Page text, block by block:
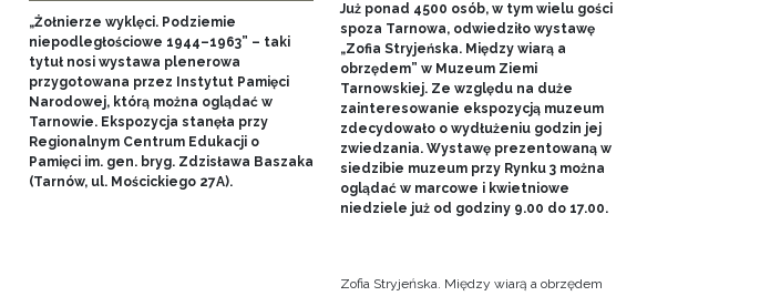
„Żołnierze wyklęci. Podziemie
niepodległościowe 1944–1963” – taki
tytuł nosi wystawa plenerowa
przygotowana przez Instytut Pamięci
Narodowej, którą można oglądać w
Tarnowie. Ekspozycja stanęła przy
Regionalnym Centrum Edukacji o
Pamięci im. gen. bryg. Zdzisława Baszaka
(Tarnów, ul. Mościckiego 27A).
Już ponad 4500 osób, w tym wielu gości
spoza Tarnowa, odwiedziło wystawę
„Zofia Stryjeńska. Między wiarą a
obrzędem” w Muzeum Ziemi
Tarnowskiej. Ze względu na duże
zainteresowanie ekspozycją muzeum
zdecydowało o wydłużeniu godzin jej
zwiedzania. Wystawę prezentowaną w
siedzibie muzeum przy Rynku 3 można
oglądać w marcowe i kwietniowe
niedziele już od godziny 9.00 do 17.00.
Zofia Stryjeńska. Między wiarą a obrzędem